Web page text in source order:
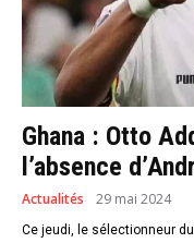
Ghana : Otto
l’absence
Actualités 29 mai 2024
Ce jeudi, le sélectionneur